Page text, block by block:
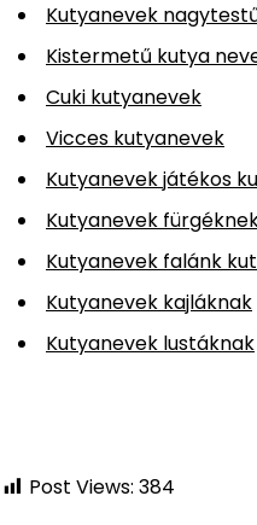
Kutyanevek
Kistermetű kutya
Cuki kutyanevek
Vicces kutyanevek
Kutyanevek játékos
Kutyanevek
Kutyanevek falánk
Kutyanevek kajláknak
Kutyanevek lustáknak
Post Views: 384